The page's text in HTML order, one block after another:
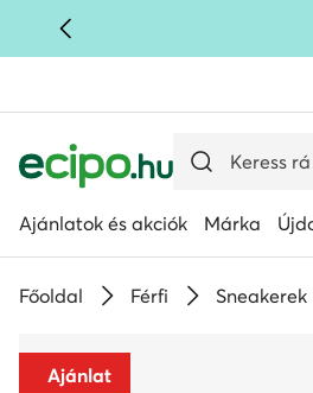
UGRÁS A FŐ TARTALOMRA
Ajánlatok és akciók Márka
Főoldal Férfi Sneakerek
Ajánlat